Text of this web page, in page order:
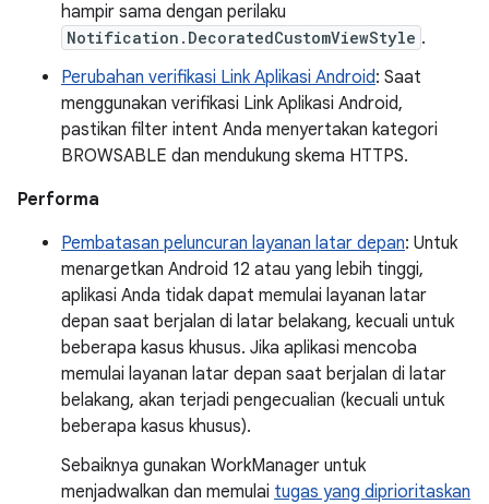
hampir sama dengan perilaku
Notification.DecoratedCustomViewStyle .
Perubahan verifikasi Link Aplikasi Android: Saat
menggunakan verifikasi Link Aplikasi Android,
pastikan filter intent Anda menyertakan kategori
BROWSABLE dan mendukung skema HTTPS.
Performa
Pembatasan peluncuran layanan latar depan: Untuk
menargetkan Android 12 atau yang lebih tinggi,
aplikasi Anda tidak dapat memulai layanan latar
depan saat berjalan di latar belakang, kecuali untuk
beberapa kasus khusus. Jika aplikasi mencoba
memulai layanan latar depan saat berjalan di latar
belakang, akan terjadi pengecualian (kecuali untuk
beberapa kasus khusus).
Sebaiknya gunakan WorkManager untuk
menjadwalkan dan memulai tugas yang diprioritaskan